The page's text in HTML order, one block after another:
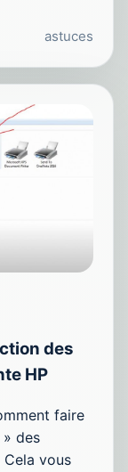
astuces
des
HP
faire
des
vous